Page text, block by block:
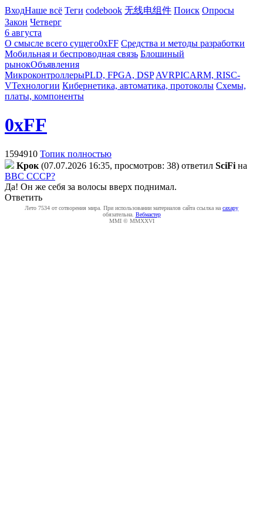
ВходНаше всё Теги codebook 无线电组件 Поиск Опросы
Закон Четверг
6 августа
О смысле всего сущего0xFF Средства и методы разработки
Мобильная и беспроводная связь Блошиный
рынокОбъявления
МикроконтроллерыPLD, FPGA, DSP AVRPICARM, RISC-
VТехнологии Кибернетика, автоматика, протоколы Схемы,
платы, компоненты
0xFF
1594910 Топик полностью
Kpoк (07.07.2026 16:35, просмотров: 38) ответил SciFi на
ВВС СССР?
Да! Он же себя за волосы вверх поднимал.
Ответить
Лето 7534 от сотворения мира. При использовании материалов сайта ссылка на caxapу
обязательна. Вебмастер
MMI © MMXXVI